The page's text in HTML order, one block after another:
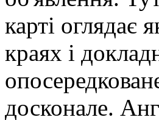
карті оглядає
краях і
досконале.